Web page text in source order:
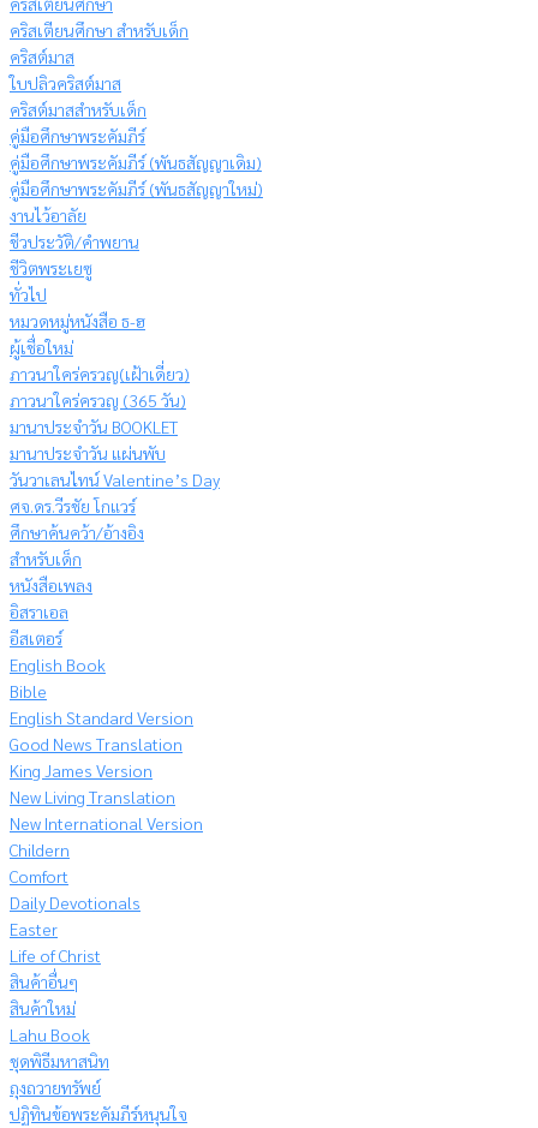
คริสเตียนศึกษา สำหรับเด็ก
คริสต์มาส
ใบปลิวคริสต์มาส
คริสต์มาสสำหรับเด็ก
คู่มือศึกษาพระคัมภีร์
คู่มือศึกษาพระคัมภีร์ (พันธสัญญาเดิม)
คู่มือศึกษาพระคัมภีร์ (พันธสัญญาใหม่)
งานไว้อาลัย
ชีวประวัติ/คำพยาน
ชีวิตพระเยซู
ทั่วไป
หมวดหมู่หนังสือ ธ-ฮ
ผู้เชื่อใหม่
ภาวนาใคร่ครวญ(เฝ้าเดี่ยว)
ภาวนาใคร่ครวญ (365 วัน)
มานาประจำวัน BOOKLET
มานาประจำวัน แผ่นพับ
วันวาเลนไทน์ Valentine’s Day
ศจ.ดร.วีรชัย โกแวร์
ศึกษาค้นคว้า/อ้างอิง
สำหรับเด็ก
หนังสือเพลง
อิสราเอล
อีสเตอร์
English Book
Bible
English Standard Version
Good News Translation
King James Version
New Living Translation
New International Version
Childern
Comfort
Daily Devotionals
Easter
Life of Christ
สินค้าอื่นๆ
สินค้าใหม่
Lahu Book
ชุดพิธีมหาสนิท
ถุงถวายทรัพย์
ปฏิทินข้อพระคัมภีร์หนุนใจ